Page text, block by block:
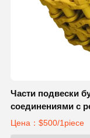
Части подвески
соединениями с
Цена：$500/1piece